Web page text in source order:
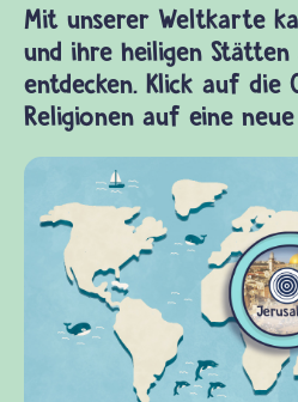
Mit unserer Weltkarte
und ihre heiligen Stätten
entdecken. Klick auf die
Religionen auf eine